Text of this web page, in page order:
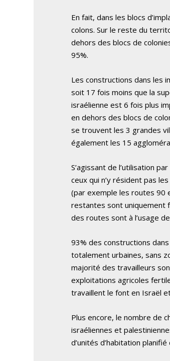
En fait, dans les blocs
colons. Sur le reste du
dehors des blocs de
95%.
Les constructions dans les
soit 17 fois moins que la
israélienne est 6 fois plus
en dehors des blocs de
se trouvent les 3 grandes
également les 15
S’agissant de l’utilisation
ceux qui n’y résident pas
(par exemple les routes 90
restantes sont uniquement
des routes sont à l’usage
93% des constructions
totalement urbaines, sans
majorité des travailleurs
exploitations agricoles
travaillent le font en Israël et
Plus encore, le nombre de
israéliennes et
d’unités d’habitation